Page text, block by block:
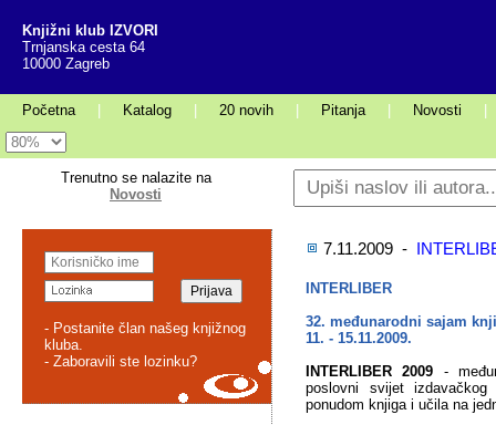
Knjižni klub IZVORI
Trnjanska cesta 64
10000 Zagreb
Početna Katalog 20 novih Pitanja Novosti
Trenutno se nalazite na
Novosti
- Postanite član našeg knjižnog
kluba.
- Zaboravili ste lozinku?
7.11.2009 -
INTERLIBER
32. međunarodni sajam
11. - 15.11.2009.
INTERLIBER 2009 -
poslovni svijet
ponudom knjiga i učila na